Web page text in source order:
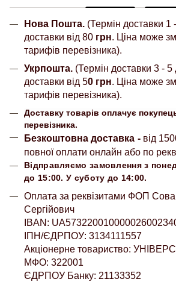
Нова Пошта. (Термін доставки 1
доставки від 80 грн. Ціна може
тарифів перевізника).
Укрпошта. (Термін доставки 3 - 5
доставки від 50 грн. Ціна може
тарифів перевізника).
Доставку товарів оплачує
перевізника.
Безкоштовна доставка - від
повної оплати онлайн або по
Відправляємо замовлення з
до 15:00. У суботу до 14:00.
Оплата за реквізитами ФОП Сова
Сергійович
IBAN:
ІПН/ЄДРПОУ: 3134111557
Акціонерне товариство:
МФО: 322001
ЄДРПОУ Банку: 21133352